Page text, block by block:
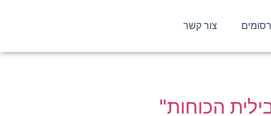
צור קשר
הכוחות"